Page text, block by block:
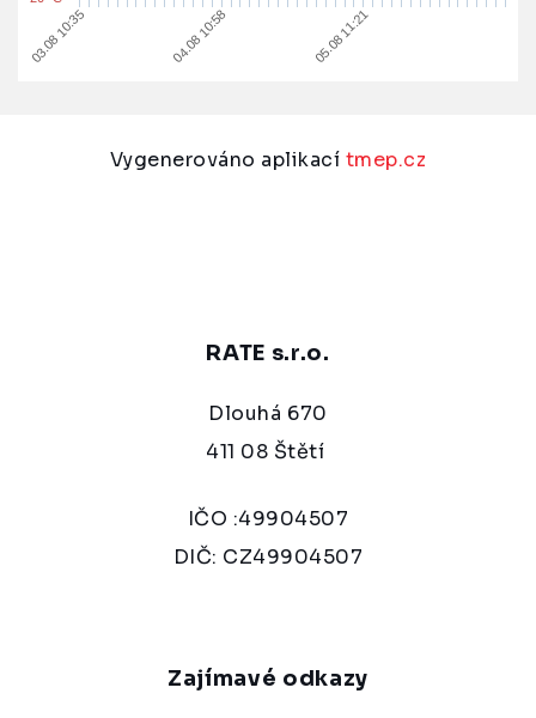
03.08 10:35 04.08 10:58 05.08 11:21
Vygenerováno aplikací tmep.cz
RATE s.r.o.
Dlouhá 670
411 08 Štětí
IČO :49904507
DIČ: CZ49904507
Zajímavé odkazy